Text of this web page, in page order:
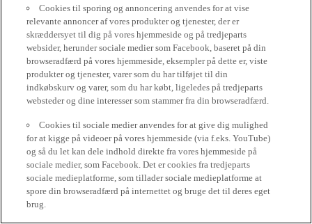
Cookies til sporing og annoncering anvendes for at vise
relevante annoncer af vores produkter og tjenester, der er
skræddersyet til dig på vores hjemmeside og på tredjeparts
websider, herunder sociale medier som Facebook, baseret på din
browseradfærd på vores hjemmeside, eksempler på dette er, viste
produkter og tjenester, varer som du har tilføjet til din
indkøbskurv og varer, som du har købt, ligeledes på tredjeparts
websteder og dine interesser som stammer fra din browseradfærd.
Cookies til sociale medier anvendes for at give dig mulighed
for at kigge på videoer på vores hjemmeside (via f.eks. YouTube)
og så du let kan dele indhold direkte fra vores hjemmeside på
sociale medier, som Facebook. Det er cookies fra tredjeparts
sociale medieplatforme, som tillader sociale medieplatforme at
spore din browseradfærd på internettet og bruge det til deres eget
brug.